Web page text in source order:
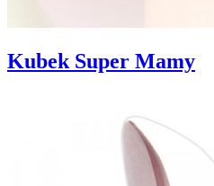
Kubek Super Mamy